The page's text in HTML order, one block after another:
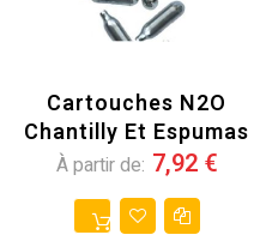
Cartouches N2O
Chantilly Et Espumas
À partir de 7,92 €